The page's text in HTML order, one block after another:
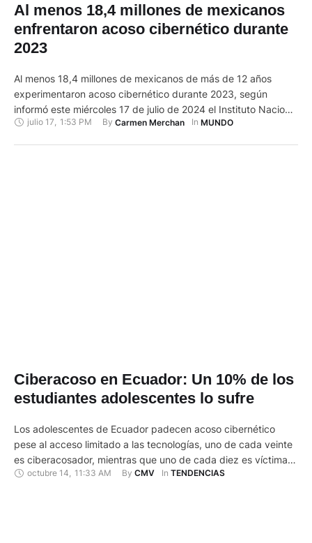
Al menos 18,4 millones de mexicanos
enfrentaron acoso cibernético durante
2023
Al menos 18,4 millones de mexicanos de más de 12 años
experimentaron acoso cibernético durante 2023, según
informó este miércoles 17 de julio de 2024 el Instituto Nacional
de Estadística y Geografía (Inegi). Esta cifra, del Módulo sobre
julio 17, 1:53 PM By Carmen Merchan In MUNDO
Ciberacoso en Ecuador: Un 10% de los
estudiantes adolescentes lo sufre
Los adolescentes de Ecuador padecen acoso cibernético
pese al acceso limitado a las tecnologías, uno de cada veinte
es ciberacosador, mientras que uno de cada diez es víctima,
según un estudio dirigido por la Universidad española de
octubre 14 11:33 AM By CMV In TENDENCIAS